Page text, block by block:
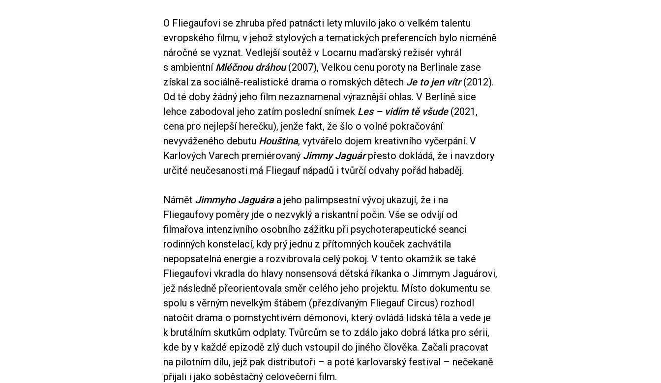
O Fliegaufovi se zhruba před patnácti lety mluvilo jako o velkém talentu
evropského filmu, v jehož stylových a tematických preferencích bylo nicméně
náročné se vyznat. Vedlejší soutěž v Locarnu maďarský režisér vyhrál
s ambientní Mléčnou dráhou(2007), Velkou cenu poroty na Berlinale zase
získal za sociálně-realistické drama o romských dětech Je to jen vítr(2012).
Od té doby žádný jeho film nezaznamenal výraznější ohlas. V Berlíně sice
lehce zabodoval jeho zatím poslední snímek Les – vidím tě všude(2021,
cena pro nejlepší herečku), jenže fakt, že šlo o volné pokračování
nevyváženého debutu Houština, vytvářelo dojem kreativního vyčerpání. V
Karlových Varech premiérovaný Jimmy Jaguárpřesto dokládá, že i navzdory
určité neučesanosti má Fliegauf nápadů i tvůrčí odvahy pořád habaděj.
Námět Jimmyho Jaguáraa jeho palimpsestní vývoj ukazují, že i na
Fliegaufovy poměry jde o nezvyklý a riskantní počin. Vše se odvíjí od
filmařova intenzivního osobního zážitku při psychoterapeutické seanci
rodinných konstelací, kdy prý jednu z přítomných kouček zachvátila
nepopsatelná energie a rozvibrovala celý pokoj. V tento okamžik se také
Fliegaufovi vkradla do hlavy nonsensová dětská říkanka o Jimmym Jaguárovi,
jež následně přeorientovala směr celého jeho projektu. Místo dokumentu se
spolu s věrným nevelkým štábem (přezdívaným Fliegauf Circus) rozhodl
natočit drama o pomstychtivém démonovi, který ovládá lidská těla a vede je
k brutálním skutkům odplaty. Tvůrcům se to zdálo jako dobrá látka pro sérii,
kde by v každé epizodě zlý duch vstoupil do jiného člověka. Začali pracovat
na pilotním dílu, jejž pak distributoři – a poté karlovarský festival – nečekaně
přijali i jako soběstačný celovečerní film.